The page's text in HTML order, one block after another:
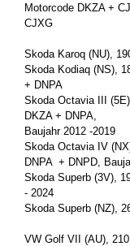
Mo­tor­code DKZA +
CJXG
Skoda Karoq (NU),
Skoda Ko­diaq (NS),
+ DNPA
Skoda Oc­ta­via III
DKZA + DNPA,
Bau­jahr 2012 -2019
Skoda Oc­ta­via IV
DNPA + DNPD,
Skoda Su­perb (3V),
- 2024
Skoda Su­perb (NZ),
VW Golf VII (AU),